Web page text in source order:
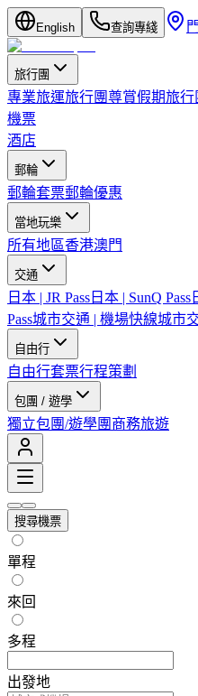
English 查詢專綫
旅行團
專業旅運旅行團尊賞假期旅行
機票
酒店
郵輪
郵輪套票郵輪優惠
當地玩樂
所有地區香港澳門
交通
日本 | JR Pass 日本 | SunQ Pass
Pass城市交通 | 機場快線城市
自由行
自由行套票行程策劃
包團 / 遊學
獨立包團/遊學團 商務旅遊
搜尋機票
單程
來回
多程
出發地